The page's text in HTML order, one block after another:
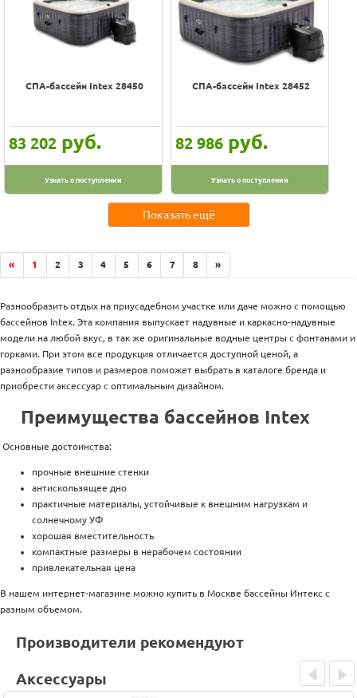
СПА-бассейн Intex 28450
83 202 руб.
Узнать о поступлении
СПА-бассейн Intex 28452
82 986 руб.
Узнать о поступлении
Показать ещё
« 1 2 3 4 5 6 7 8 »
Разнообразить отдых на приусадебном участке или даче можно с помощью
бассейнов Intex. Эта компания выпускает надувные и каркасно-надувные
модели на любой вкус, в так же оригинальные водные центры с фонтанами и
горками. При этом все продукция отличается доступной ценой, а
разнообразие типов и размеров поможет выбрать в каталоге бренда и
приобрести аксессуар с оптимальным дизайном.
Преимущества бассейнов Intex
Основные достоинства:
прочные внешние стенки
антискользящее дно
практичные материалы, устойчивые к внешним нагрузкам и
солнечному УФ
хорошая вместительность
компактные размеры в нерабочем состоянии
привлекательная цена
В нашем интернет-магазине можно купить в Москве бассейны Интекс с
разным объемом.
Производители рекомендуют
Аксессуары
Prev Next